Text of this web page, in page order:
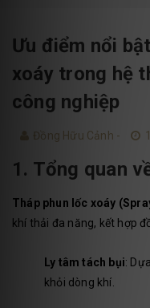
Ưu điểm nổi
xoáy trong hệ
công nghiệp
Đồng Hữu Cảnh -
1. Tổng quan
Tháp phun lốc xoáy
khí thải đa năng, kết hợp
Ly tâm tách bụi:
khỏi dòng khí.